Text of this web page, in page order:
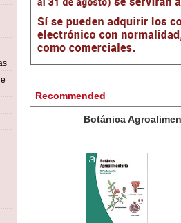
Recommended
Botánica Agroalimentaria